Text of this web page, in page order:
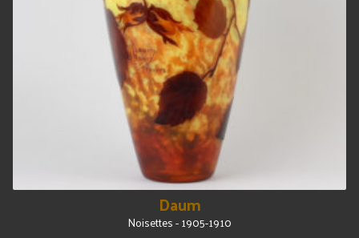
Daum
Noisettes - 1905-1910